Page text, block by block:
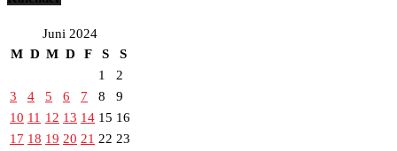
Juni 2024
M D M D F S
S
1
2
3
4 5 6 7 8
9
10 11 12 13 14 15 16
17 18 19 20 21 22 23